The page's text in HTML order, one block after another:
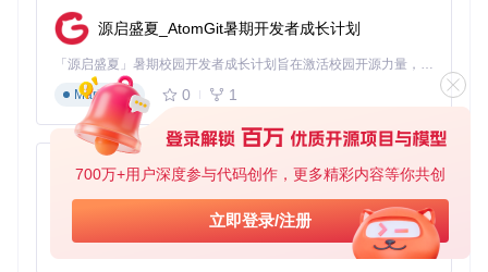
700万+用户深度参与代码创作，更多精彩内容等你共创
立即登录/注册
是对于编程教程、语言课程等需要反复观看的学习资料，解密
保存能够显著提升学习效率。
媒体档案管理：专业内容归档方案
媒体工作者经常需要处理各种加密视频素材。Video Decrypter
提供的批处理功能和标准化输出格式，使其成为媒体档案管理
的理想工具。通过解密处理，可将不同平台的加密内容统一格
式，便于建立结构化媒体库，实现高效的内容检索与管理。
研究分析用途：视频技术深度研究
对于视频编码和DRM技术研究者，Video Decrypter提供了难
widevine_decrypter/lib/目录下
源启盛夏_AtomGit暑期开发者成长计划
「源启盛夏」暑期校园开发者成长计划旨在激活校园开源力量，通过积分激励、认证扶持、资源倾斜等形式，引导高校组织和开发者完成「入驻 — 建项目 — 做贡献 — 获认证 — 得资源」的完整闭环。无论你是想带领社团入驻平台的组织者，还是希望用代码贡献证明自己的开发者，都能在这里找到属于你的成长路径。
Markdown
0 1
py-xiaozhi
基于Python的Xiaozhi AI，适用于想要完整Xiaozhi体验而无需拥有专用硬件的用户。
Python
0 1